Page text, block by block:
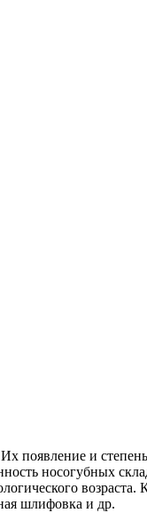
и
носогубных
шлифовка и др.